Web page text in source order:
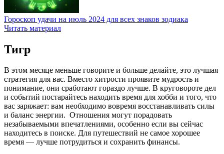
Гороскоп удачи на июль 2024 для всех знаков зодиака
Читать материал
Тигр
В этом месяце меньше говорите и больше делайте, это лучшая
стратегия для вас. Вместо хитрости проявите мудрость и
понимание, они сработают гораздо лучше. В круговороте дел
и событий постарайтесь находить время для хобби и того, что
вас заряжает: вам необходимо вовремя восстанавливать силы
и баланс энергии. Отношения могут порадовать
незабываемыми впечатлениями, особенно если вы сейчас
находитесь в поиске. Для путешествий не самое хорошее
время — лучше потрудиться и сохранить финансы.